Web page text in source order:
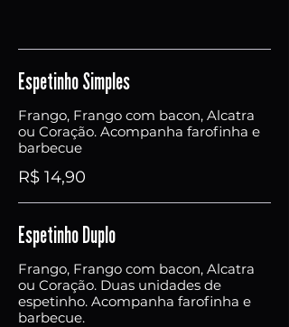
Espetinho Simples
Frango, Frango com bacon, Alcatra
ou Coração. Acompanha farofinha e
barbecue
R$ 14,90
Espetinho Duplo
Frango, Frango com bacon, Alcatra
ou Coração. Duas unidades de
espetinho. Acompanha farofinha e
barbecue.